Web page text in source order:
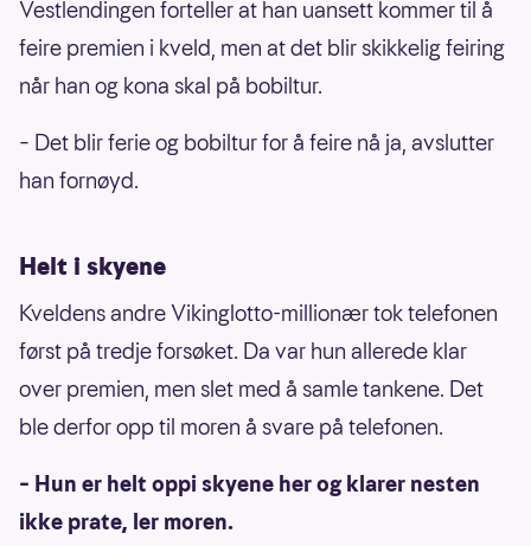
Vestlendingen forteller at han uansett kommer til å
feire premien i kveld, men at det blir skikkelig feiring
når han og kona skal på bobiltur.
– Det blir ferie og bobiltur for å feire nå ja, avslutter
han fornøyd.
Helt i skyene
Kveldens andre Vikinglotto-millionær tok telefonen
først på tredje forsøket. Da var hun allerede klar
over premien, men slet med å samle tankene. Det
ble derfor opp til moren å svare på telefonen.
– Hun er helt oppi skyene her og klarer nesten
ikke prate, ler moren.